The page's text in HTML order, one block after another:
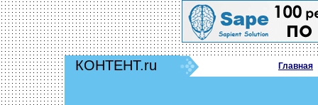
КОНТЕНТ.ru Главная